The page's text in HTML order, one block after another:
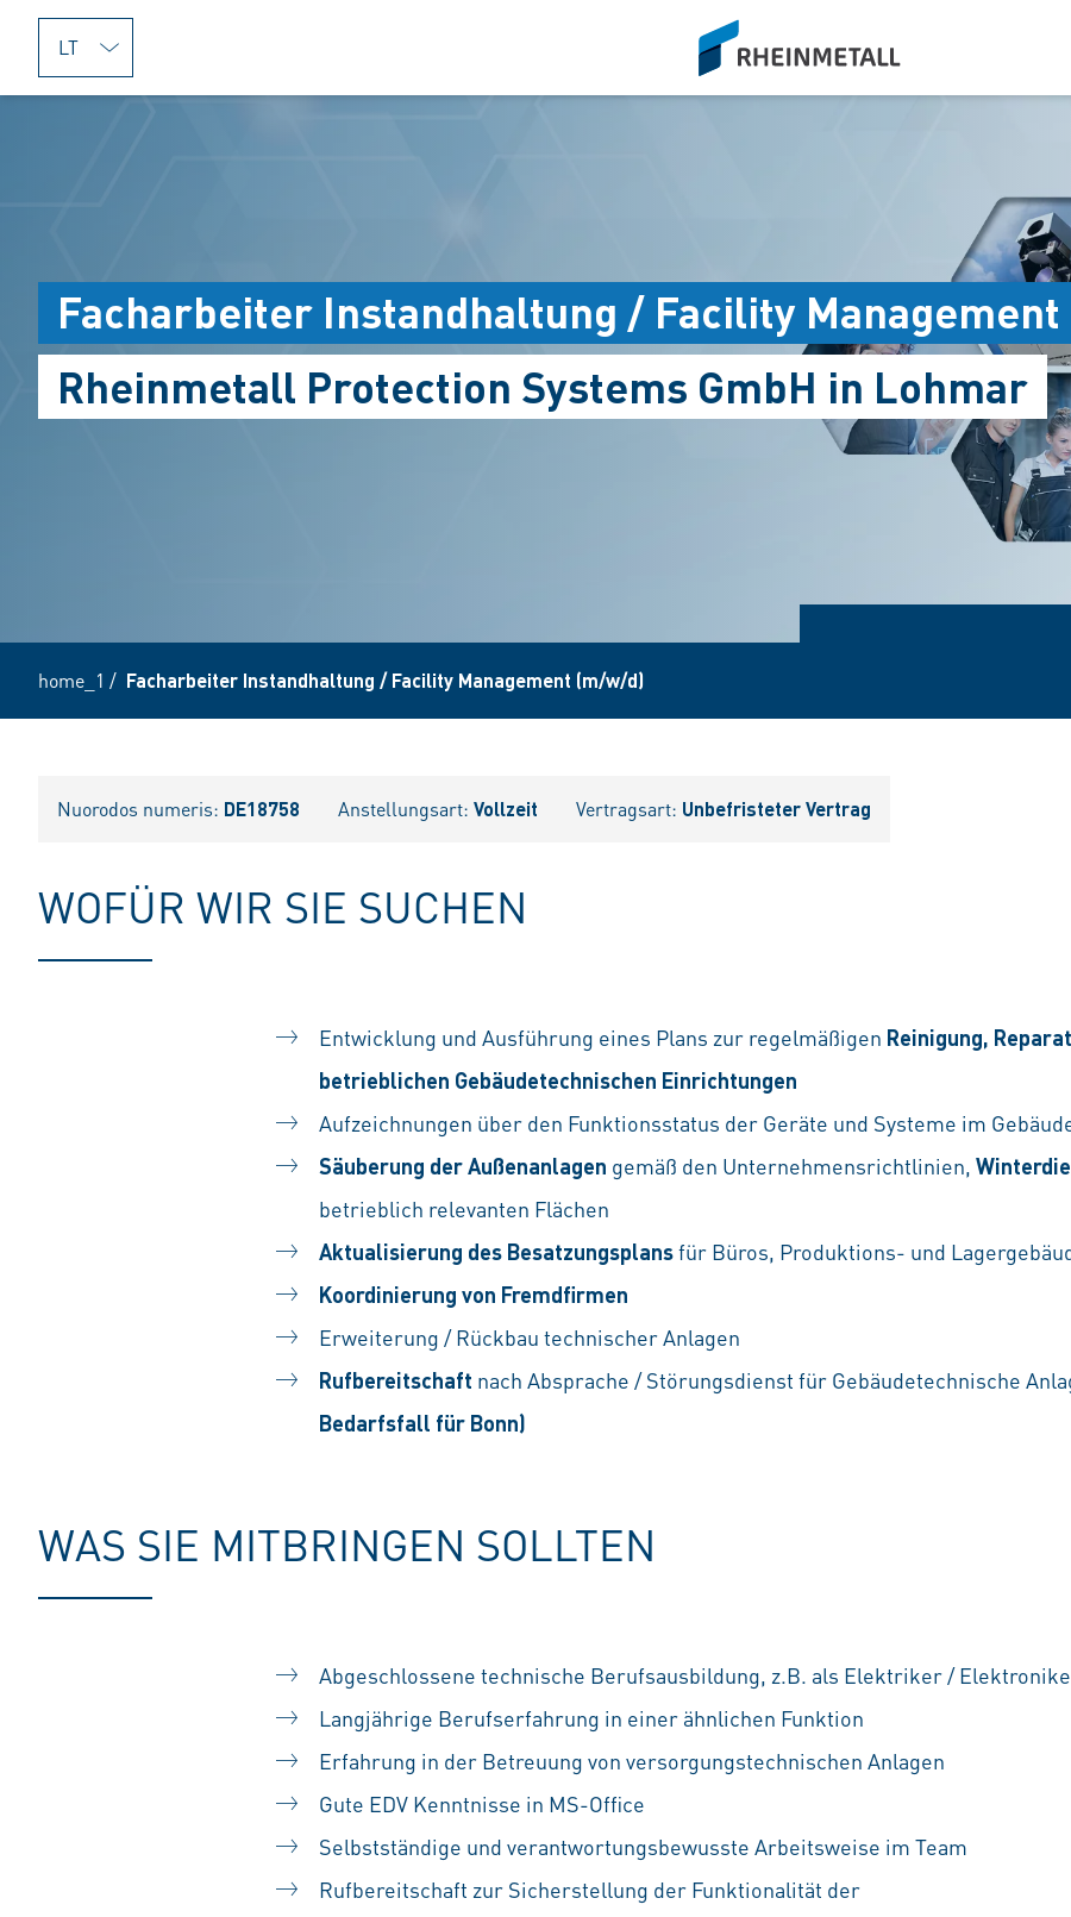
jumpToMain
siteLogo
Facharbeiter Instandhaltung / Facility
Rheinmetall Protection Systems GmbH in Lohmar
home_1 / Facharbeiter Instandhaltung / Facility Management (m/w/d)
Nuorodos numeris: DE18758 Anstellungsart: Vollzeit Vertragsart: Unbefristeter Vertrag
WOFÜR WIR SIE SUCHEN
Entwicklung und Ausführung eines Plans zur regelmäßigen Reinigung,
betrieblichen Gebäudetechnischen Einrichtungen
Aufzeichnungen über den Funktionsstatus der Geräte und Systeme im
Säuberung der Außenanlagen gemäß den Unternehmensrichtlinien,
betrieblich relevanten Flächen
Aktualisierung des Besatzungsplansfür Büros, Produktions- und
Koordinierung von Fremdfirmen
Erweiterung / Rückbau technischer Anlagen
Rufbereitschaft nach Absprache / Störungsdienst für Gebäudetechnische
Bedarfsfall für Bonn)
WAS SIE MITBRINGEN SOLLTEN
Abgeschlossene technische Berufsausbildung, z.B. als Elektriker /
Langjährige Berufserfahrung in einer ähnlichen Funktion
Erfahrung in der Betreuung von versorgungstechnischen Anlagen
Gute EDV Kenntnisse in MS-Office
Selbstständige und verantwortungsbewusste Arbeitsweise im Team
Rufbereitschaft zur Sicherstellung der Funktionalität der